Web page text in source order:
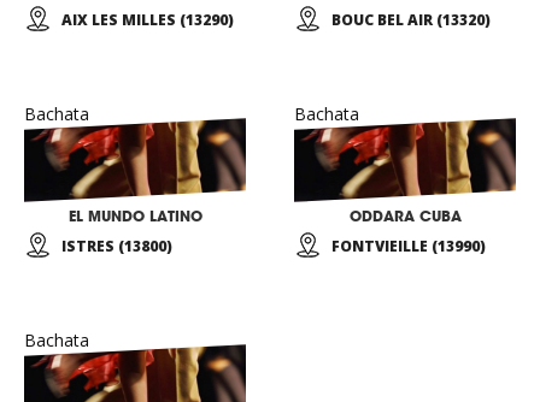
AIX LES MILLES (13290) BOUC BEL AIR (13320)
Bachata
EL MUNDO LATINO
ISTRES (13800)
Bachata
ODDARA CUBA
FONTVIEILLE (13990)
Bachata